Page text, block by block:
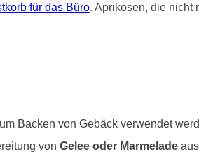
für das Büro. Aprikosen, die nicht
Backen von Gebäck verwendet
von Gelee oder Marmelade